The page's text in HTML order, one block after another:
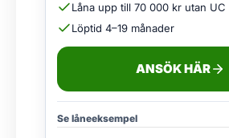
Låna upp till 70 000 kr utan UC
Löptid 4–19 månader
ANSÖK HÄR
Se låneeksempel